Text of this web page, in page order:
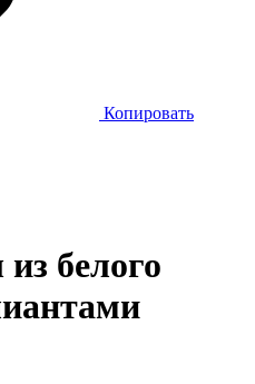
Копировать
белого